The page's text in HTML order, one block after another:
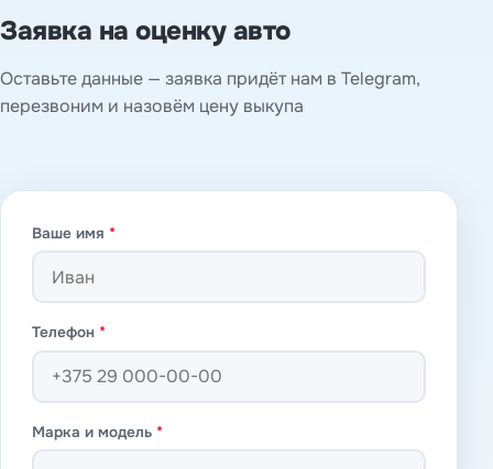
Заявка на оценку авто
Оставьте данные — заявка придёт нам в Telegram,
перезвоним и назовём цену выкупа
Ваше имя *
Телефон *
Марка и модель *